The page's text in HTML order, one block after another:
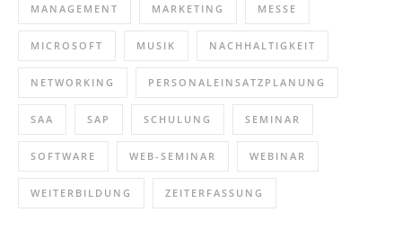
MANAGEMENT MARKETING MESSE
MICROSOFT MUSIK NACHHALTIGKEIT
NETWORKING PERSONALEINSATZPLANUNG
SAA SAP SCHULUNG SEMINAR
SOFTWARE WEB-SEMINAR WEBINAR
WEITERBILDUNG ZEITERFASSUNG